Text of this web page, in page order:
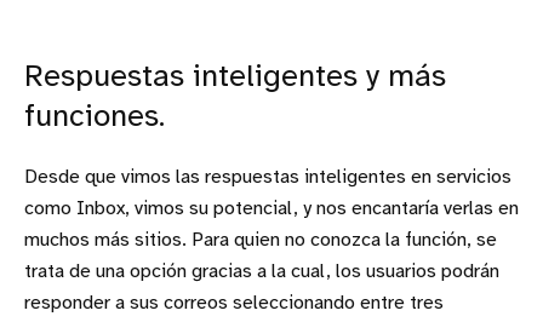
Respuestas inteligentes y más
funciones.
Desde que vimos las respuestas inteligentes en servicios
como Inbox, vimos su potencial, y nos encantaría verlas en
muchos más sitios. Para quien no conozca la función, se
trata de una opción gracias a la cual, los usuarios podrán
responder a sus correos seleccionando entre tres